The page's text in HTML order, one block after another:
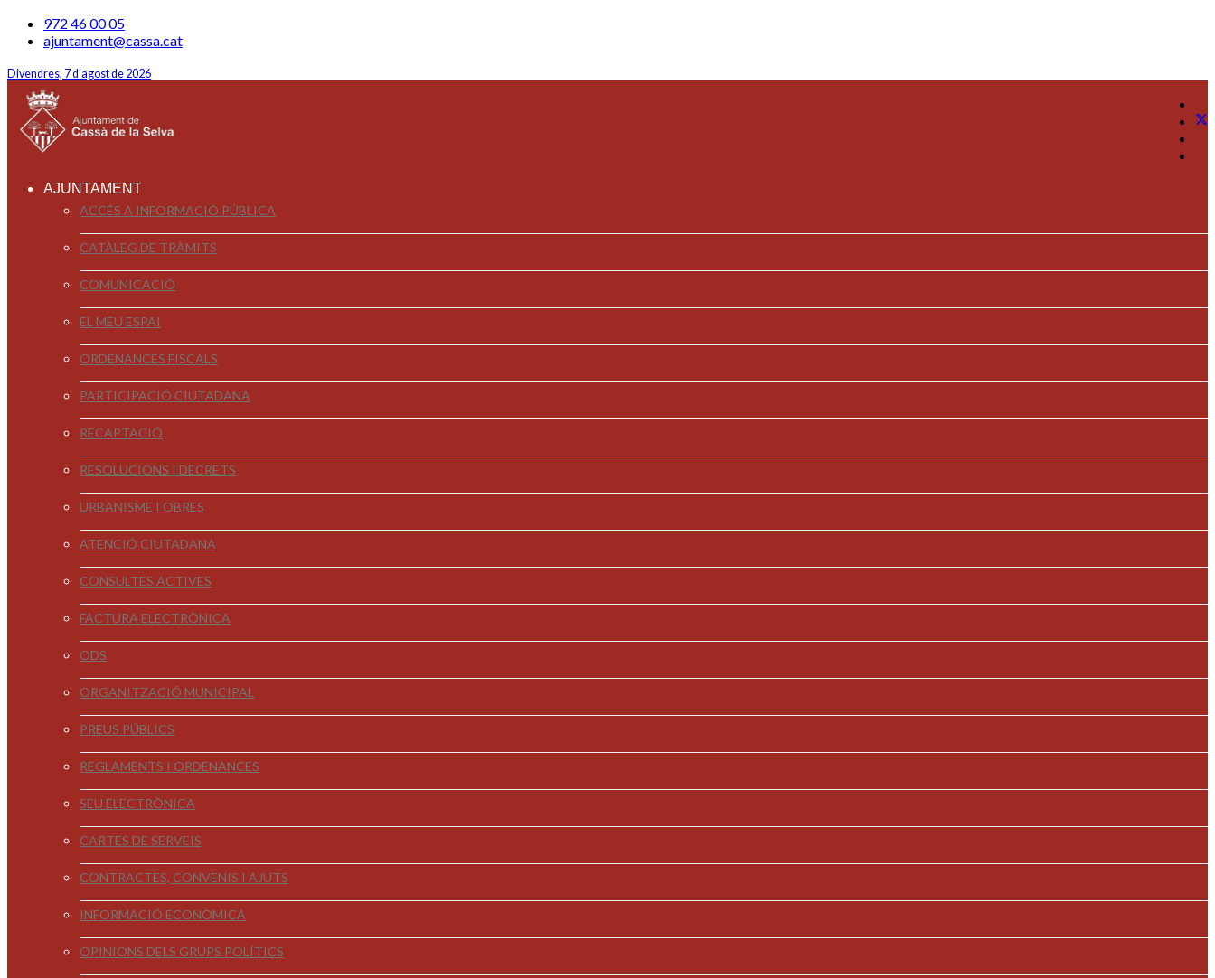
972 46 00 05
ajuntament@cassa.cat
Divendres, 7 d'agost de 2026
AJUNTAMENT
ACCÉS A INFORMACIÓ PÚBLICA
CATÀLEG DE TRÀMITS
COMUNICACIÓ
EL MEU ESPAI
ORDENANCES FISCALS
PARTICIPACIÓ CIUTADANA
RECAPTACIÓ
RESOLUCIONS I DECRETS
URBANISME I OBRES
ATENCIÓ CIUTADANA
CONSULTES ACTIVES
FACTURA ELECTRÒNICA
ODS
ORGANITZACIÓ MUNICIPAL
PREUS PÚBLICS
REGLAMENTS I ORDENANCES
SEU ELECTRÒNICA
CARTES DE SERVEIS
CONTRACTES, CONVENIS I AJUTS
INFORMACIÓ ECONÒMICA
OPINIONS DELS GRUPS POLÍTICS